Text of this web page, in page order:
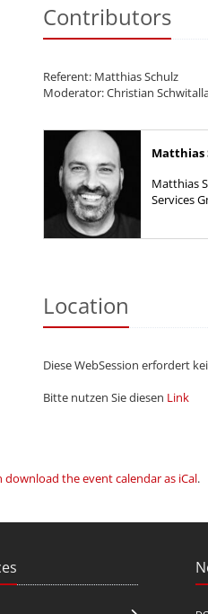
Contributors
Referent: Matthias Schulz
Moderator: Christian
Matthias
Matthias
Services
Location
Diese WebSession erfordert
Bitte nutzen Sie diesen Link
download the event calendar as iCal.